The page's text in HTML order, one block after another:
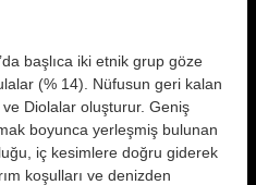
başlıca iki etnik grup göze
(% 14). Nüfusun geri kalan
Diolalar oluşturur. Geniş
boyunca yerleşmiş bulunan
iç kesimlere doğru giderek
koşulları ve denizden